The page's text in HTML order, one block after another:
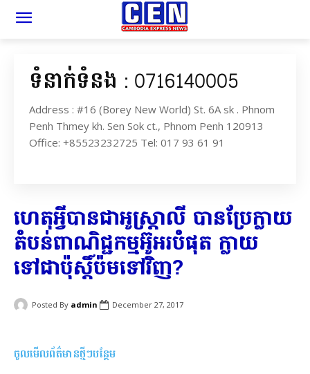
ទំនាក់ទំនង : 0716140005
Address : #16 (Borey New World) St. 6A sk . Phnom
Penh Thmey kh. Sen Sok ct., Phnom Penh 120913
Office: +85523232725 Tel: 017 93 61 91
ហេតុអ្វី​បានជា​អូស្ត្រាលី បាន​ប្រែក្លាយ​
តំបន់​ពាណិជ្ជកម្ម​អ៊ូអរ​បំផុត ក្លាយ
ទៅជា​ប៉ុស្តិ៍​ប៉ម​ទៅវិញ​?
Posted By admin December 27, 2017
ចូលមើលព័ត៌មានថ្មីៗបន្ថែម